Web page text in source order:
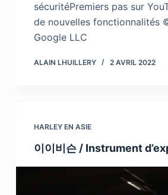
sécuritéPremiers pas sur
de nouvelles fonctionnalités
Google LLC
ALAIN LHUILLERY 2 AVRIL 2022
HARLEY EN ASIE
이이비슨 / Instrument